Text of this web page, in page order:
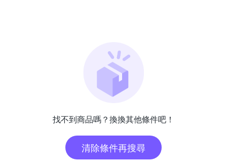
找不到商品嗎？換換其他條件吧！
清除條件再搜尋